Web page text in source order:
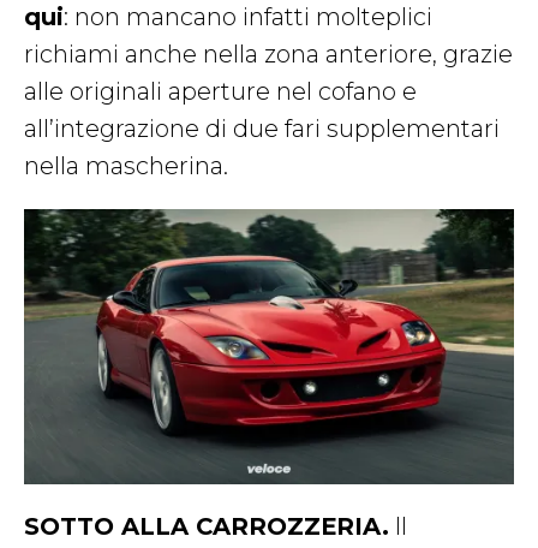
qui: non mancano infatti molteplici
richiami anche nella zona anteriore, grazie
alle originali aperture nel cofano e
all’integrazione di due fari supplementari
nella mascherina.
SOTTO ALLA CARROZZERIA.